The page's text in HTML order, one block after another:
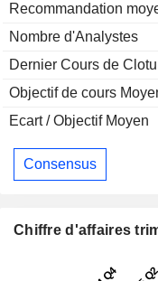
Recommandation
Nombre d'Analystes
Dernier Cours de
Objectif de cours
Ecart / Objectif Moyen
Consensus
Chiffre d'affaires